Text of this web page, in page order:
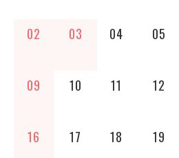
02 03 04 05
09 10 11 12
16 17 18 19